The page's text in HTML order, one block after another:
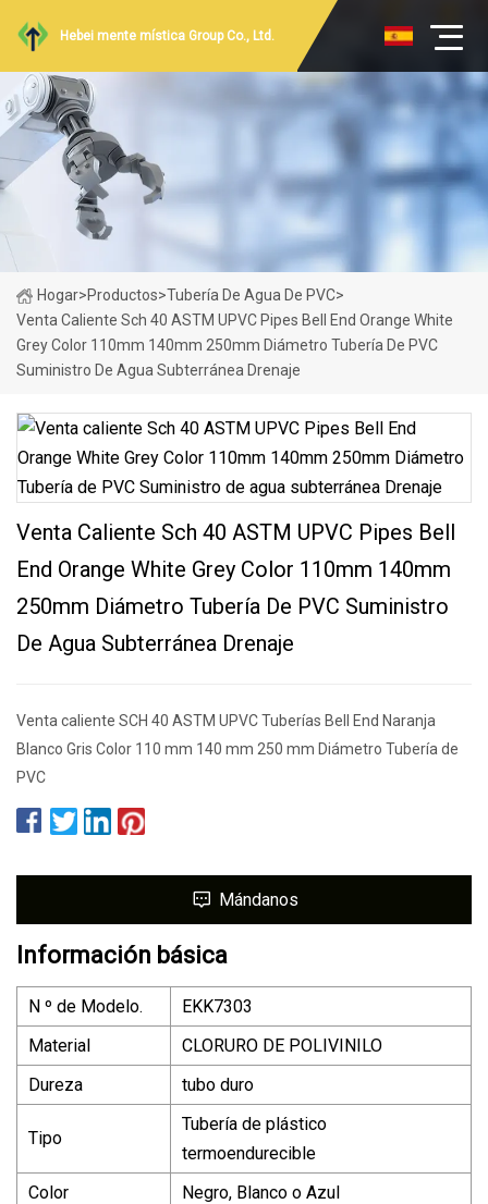
Hebei mente mística Group Co., Ltd.
Hogar>Productos>Tubería De Agua De PVC>
Venta Caliente Sch 40 ASTM UPVC Pipes Bell End Orange White
Grey Color 110mm 140mm 250mm Diámetro Tubería De PVC
Suministro De Agua Subterránea Drenaje
Venta Caliente Sch 40 ASTM UPVC Pipes Bell
End Orange White Grey Color 110mm 140mm
250mm Diámetro Tubería De PVC Suministro
De Agua Subterránea Drenaje
Venta caliente SCH 40 ASTM UPVC Tuberías Bell End Naranja
Blanco Gris Color 110 mm 140 mm 250 mm Diámetro Tubería de
PVC
Mándanos
Información básica
N º de Modelo.
EKK7303
Material
CLORURO DE POLIVINILO
Dureza
tubo duro
Tipo
Tubería de plástico
termoendurecible
Color
Negro, Blanco o Azul